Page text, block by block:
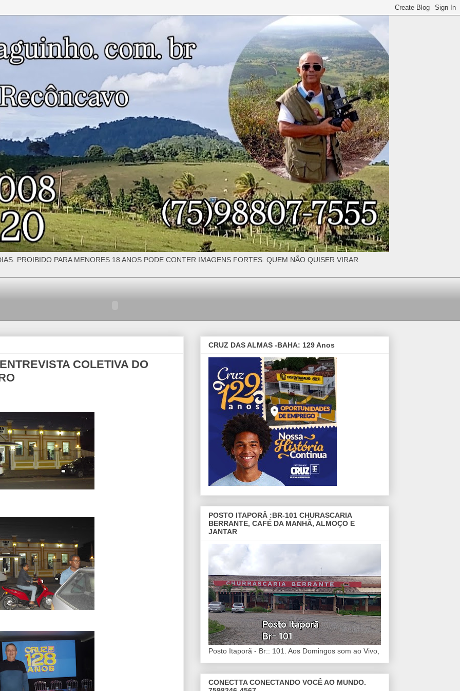
PROIBIDO PARA MENORES 18 ANOS PODE CONTER IMAGENS FORTES. QUEM NÃO QUISER VIRAR
COLETIVA DO
CRUZ DAS ALMAS -BAHA: 129 Anos
POSTO ITAPORÂ :BR-101 CHURASCARIA
BERRANTE, CAFÉ DA MANHÃ, ALMOÇO E
JANTAR
Posto Itaporã - Br:: 101. Aos Domingos som ao Vivo,
CONECTTA CONECTANDO VOCÊ AO MUNDO.